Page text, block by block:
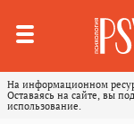
На информационном
Оставаясь на сайте, вы
использование.